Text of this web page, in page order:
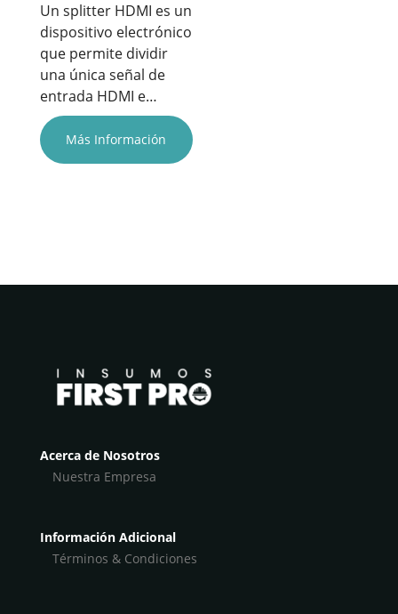
Un splitter HDMI es un
dispositivo electrónico
que permite dividir
una única señal de
entrada HDMI e…
Más Información
Acerca de Nosotros
Nuestra Empresa
Información Adicional
Términos & Condiciones